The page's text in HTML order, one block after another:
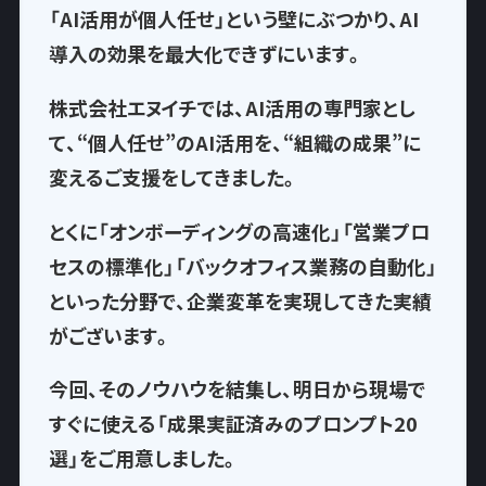
「AI活用が個人任せ」という壁にぶつかり、AI
導入の効果を最大化できずにいます。
株式会社エヌイチでは、AI活用の専門家とし
て、“個人任せ”のAI活用を、“組織の成果”に
変えるご支援をしてきました。
とくに「オンボーディングの高速化」「営業プロ
セスの標準化」「バックオフィス業務の自動化」
といった分野で、企業変革を実現してきた実績
がございます。
今回、そのノウハウを結集し、明日から現場で
すぐに使える「成果実証済みのプロンプト20
選」をご用意しました。